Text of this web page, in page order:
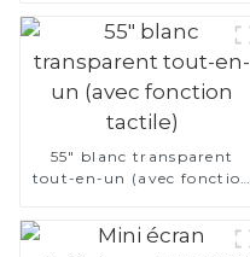
55" blanc transparent
tout-en-un (avec fonction